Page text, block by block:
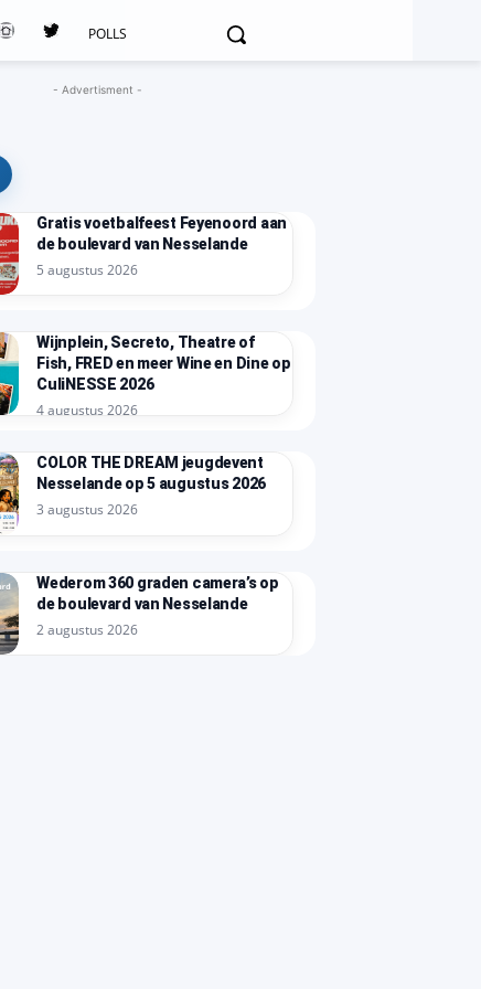
POLLS
- Advertisment -
Gratis voetbalfeest Feyenoord aan
de boulevard van Nesselande
5 augustus 2026
Wijnplein, Secreto, Theatre of
Fish, FRED en meer Wine en Dine op
CuliNESSE 2026
4 augustus 2026
COLOR THE DREAM jeugdevent
Nesselande op 5 augustus 2026
3 augustus 2026
Wederom 360 graden camera’s op
de boulevard van Nesselande
2 augustus 2026